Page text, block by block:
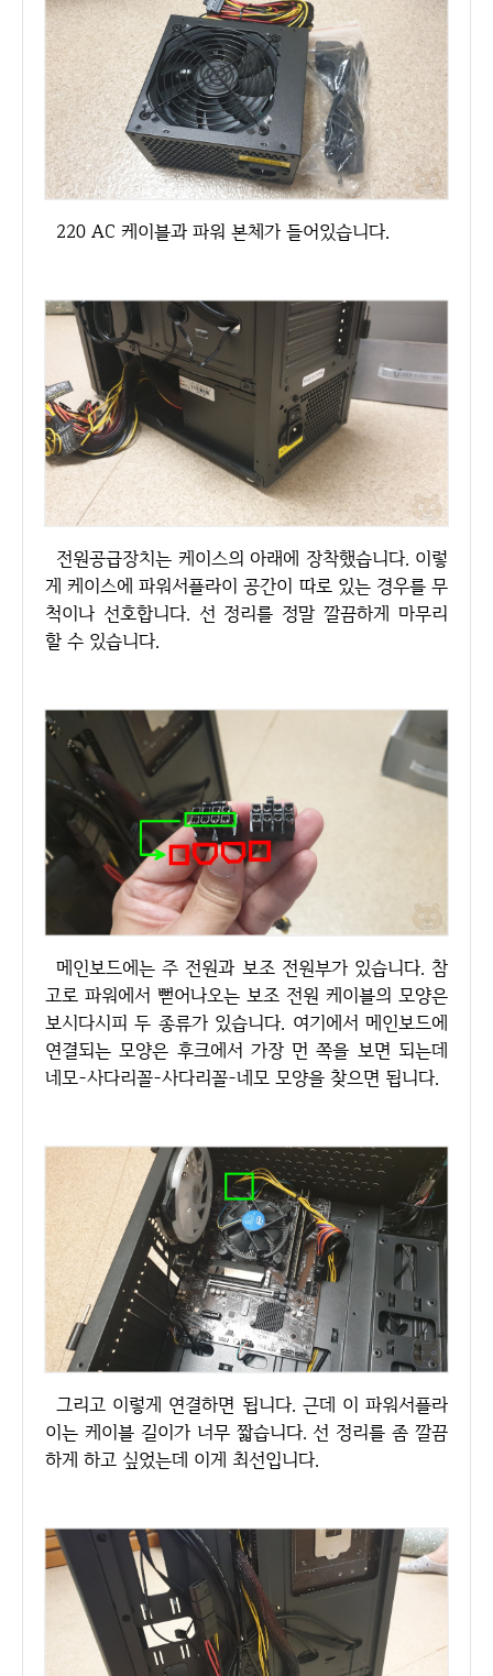
220 AC 케이블과 파워 본체가 들어있습니다.
전원공급장치는 케이스의 아래에 장착했습니다. 이렇
게 케이스에 파워서플라이 공간이 따로 있는 경우를 무
척이나 선호합니다. 선 정리를 정말 깔끔하게 마무리
할 수 있습니다.
메인보드에는 주 전원과 보조 전원부가 있습니다. 참
고로 파워에서 뻗어나오는 보조 전원 케이블의 모양은
보시다시피 두 종류가 있습니다. 여기에서 메인보드에
연결되는 모양은 후크에서 가장 먼 쪽을 보면 되는데
네모-사다리꼴-사다리꼴-네모 모양을 찾으면 됩니다.
그리고 이렇게 연결하면 됩니다. 근데 이 파워서플라
이는 케이블 길이가 너무 짧습니다. 선 정리를 좀 깔끔
하게 하고 싶었는데 이게 최선입니다.